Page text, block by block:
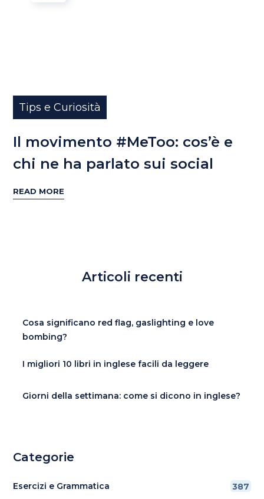
Tips e Curiosità
Il movimento #MeToo: cos’è e
chi ne ha parlato sui social
READ MORE
Articoli recenti
Cosa significano red flag, gaslighting e love
bombing?
I migliori 10 libri in inglese facili da leggere
Giorni della settimana: come si dicono in inglese?
Categorie
Esercizi e Grammatica 387